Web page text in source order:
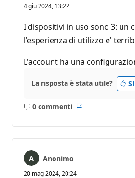
4 giu 2024, 13:22
I dispositivi in uso sono 3: un
l'esperienza di utilizzo e'
L'account ha una
La risposta è stata utile? Sì
0 commenti
Nessun
Anonimo
20 mag 2024, 20:24